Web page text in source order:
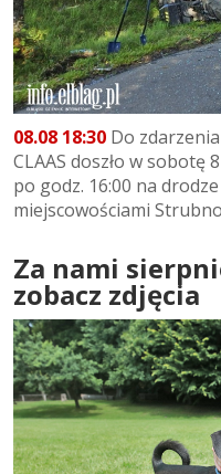
08.08 18:30 Do
CLAAS doszło w
po godz. 16:00 na
miejscowościami
Za nami
zobacz zdjęcia